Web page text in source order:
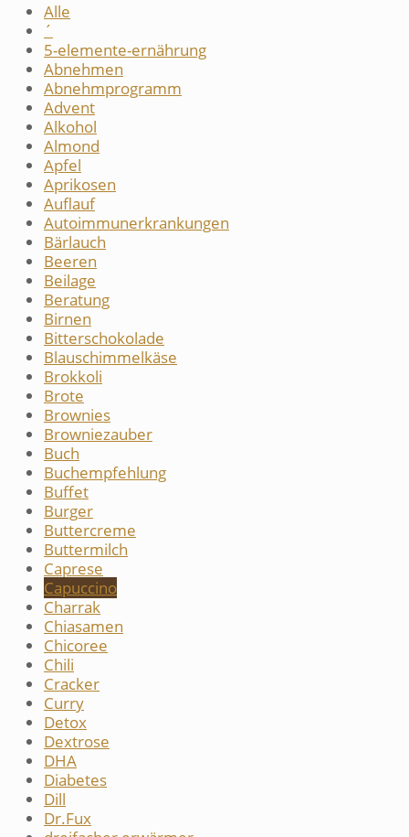
Alle
´
5-elemente-ernährung
Abnehmen
Abnehmprogramm
Advent
Alkohol
Almond
Apfel
Aprikosen
Auflauf
Autoimmunerkrankungen
Bärlauch
Beeren
Beilage
Beratung
Birnen
Bitterschokolade
Blauschimmelkäse
Brokkoli
Brote
Brownies
Browniezauber
Buch
Buchempfehlung
Buffet
Burger
Buttercreme
Buttermilch
Caprese
Capuccino
Charrak
Chiasamen
Chicoree
Chili
Cracker
Curry
Detox
Dextrose
DHA
Diabetes
Dill
Dr.Fux